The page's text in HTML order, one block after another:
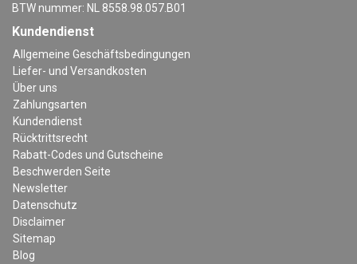
BTW nummer: NL 8558.98.057.B01
Kundendienst
Allgemeine Geschäftsbedingungen
Liefer- und Versandkosten
Über uns
Zahlungsarten
Kundendienst
Rücktrittsrecht
Rabatt-Codes und Gutscheine
Beschwerden Seite
Newsletter
Datenschutz
Disclaimer
Sitemap
Blog